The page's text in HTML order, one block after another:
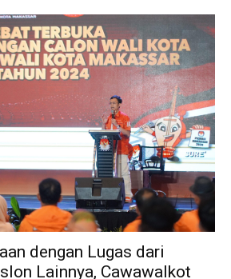
dengan Lugas dari
Lainnya, Cawawalkot